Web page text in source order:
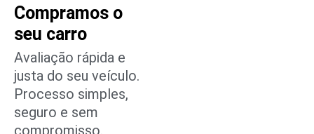
Compramos o
seu carro
Avaliação rápida e
justa do seu veículo.
Processo simples,
seguro e sem
compromisso.